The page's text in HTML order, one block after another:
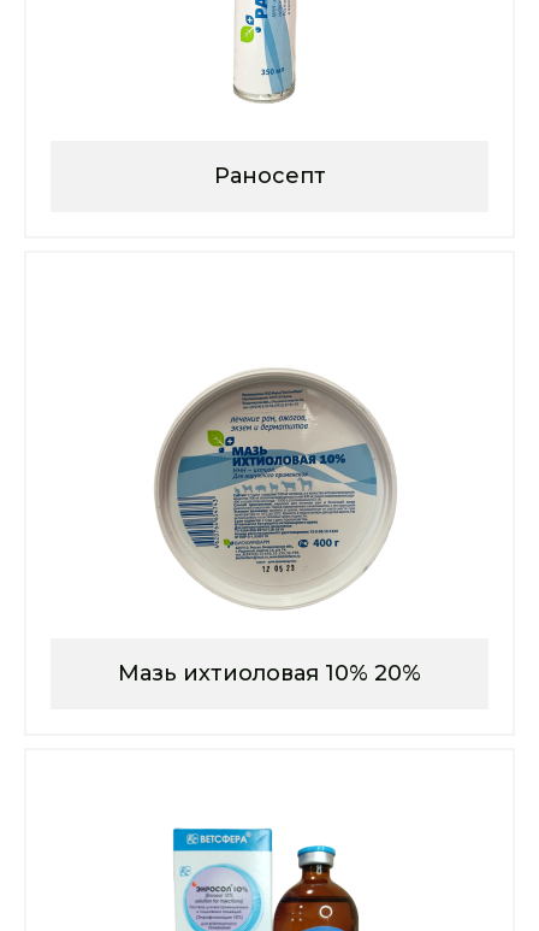
Раносепт
Мазь ихтиоловая 10% 20%